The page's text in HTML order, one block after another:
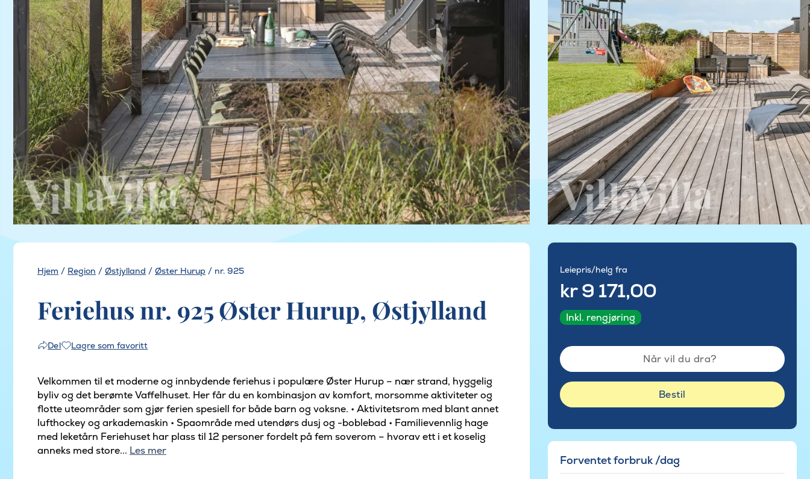
Hjem / Region / Østjylland / Øster Hurup / nr. 925
Feriehus nr. 925 Øster Hurup, Østjylland
Del Lagre som favoritt
Velkommen til et moderne og innbydende feriehus i populære Øster Hurup – nær strand, hyggelig
byliv og det berømte Vaffelhuset. Her får du en kombinasjon av komfort, morsomme aktiviteter og
flotte uteområder som gjør ferien spesiell for både barn og voksne. • Aktivitetsrom med blant annet
lufthockey og arkademaskin • Spaområde med utendørs dusj og -boblebad • Familievennlig hage
med leketårn Feriehuset har plass til 12 personer fordelt på fem soverom – hvorav ett i et koselig
anneks med store... Les mer
Leiepris/helg fra
kr 9 171,00
Inkl. rengjøring
Når vil du dra?
Bestil
Forventet forbruk /dag